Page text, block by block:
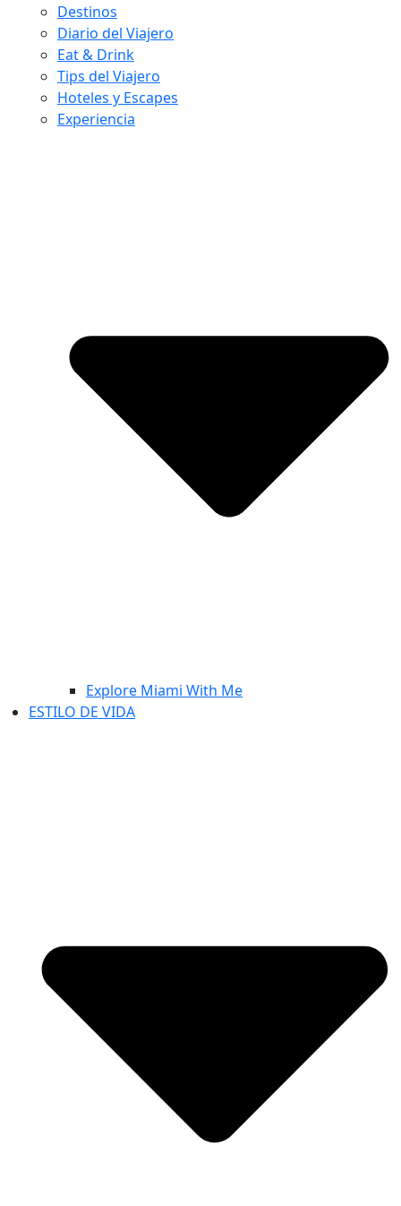
Destinos
Diario del Viajero
Eat & Drink
Tips del Viajero
Hoteles y Escapes
Experiencia
Explore Miami With Me
ESTILO DE VIDA